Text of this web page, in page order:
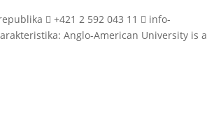
 +421 2 592 043 11  info-
Anglo-American University is a